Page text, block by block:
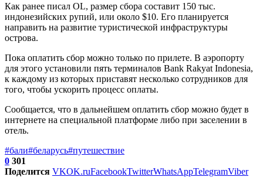
Как ранее писал OL, размер сбора составит 150 тыс.
индонезийских рупий, или около $10. Его планируется
направить на развитие туристической инфраструктуры
острова.
Пока оплатить сбор можно только по прилете. В аэропорту
для этого установили пять терминалов Bank Rakyat Indonesia,
к каждому из которых приставят несколько сотрудников для
того, чтобы ускорить процесс оплаты.
Сообщается, что в дальнейшем оплатить сбор можно будет в
интернете на специальной платформе либо при заселении в
отель.
#бали#беларусь#путешествие
0 301
Поделится VKOK.ruFacebookTwitterWhatsAppTelegramViber